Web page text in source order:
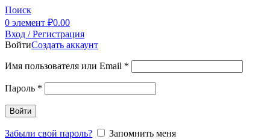
Поиск
0 элемент ₽0.00
Вход / Регистрация
ВойтиСоздать аккаунт
Имя пользователя или Email *
Пароль *
Войти
Забыли свой пароль?
Запомнить меня